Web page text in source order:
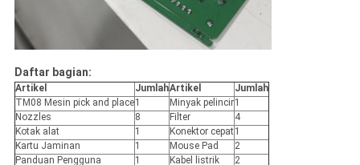
Daftar bagian:
Artikel JumlahArtikel
Jumlah
TM08 Mesin pick and place1 Minyak pelincir1
Nozzles
8 Filter
4
Kotak alat
1 Konektor cepat1
Kartu Jaminan
1 Mouse Pad
2
Panduan Pengguna
1 Kabel listrik
2